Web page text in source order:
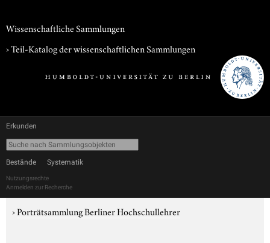
Wissenschaftliche Sammlungen
› Teil-Katalog der wissenschaftlichen Sammlungen
Erkunden
Bestände Systematik
Nutzungsrechte
Anmelden zur Recherche
›Porträtsammlung Berliner Hochschullehrer